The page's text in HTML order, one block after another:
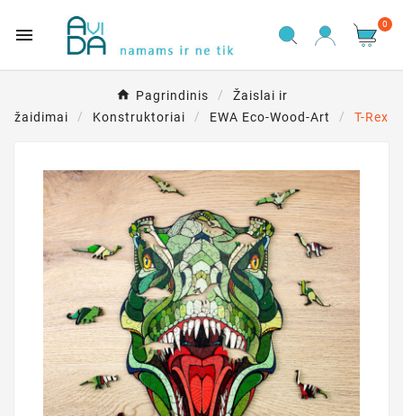

0
Pagrindinis
Žaislai ir
žaidimai
Konstruktoriai EWA Eco-Wood-Art T-Rex